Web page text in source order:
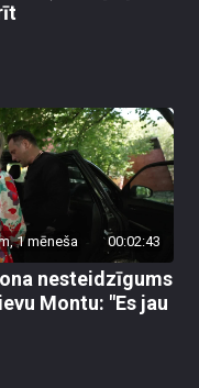
1 mēneša 00:02:43
nesteidzīgums
Montu: "Es jau